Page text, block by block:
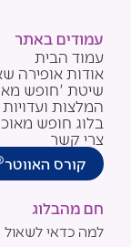
עמודים באתר
עמוד הבית
אודות אופירה
שיטת 'חופש
המלצות ועדויות
בלוג חופש
צרי קשר
קורס האווטר
חם מהבלוג
למה כדאי לשאול